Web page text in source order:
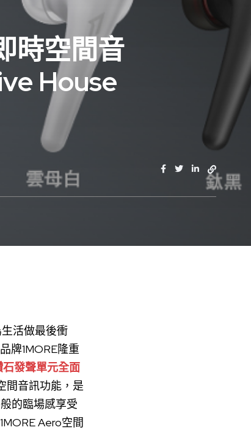
時空間音
House
活做最後衝
牌1MORE隆重
發聲單元全面
間音訊功能，是
的臨場感享受
Aero空間